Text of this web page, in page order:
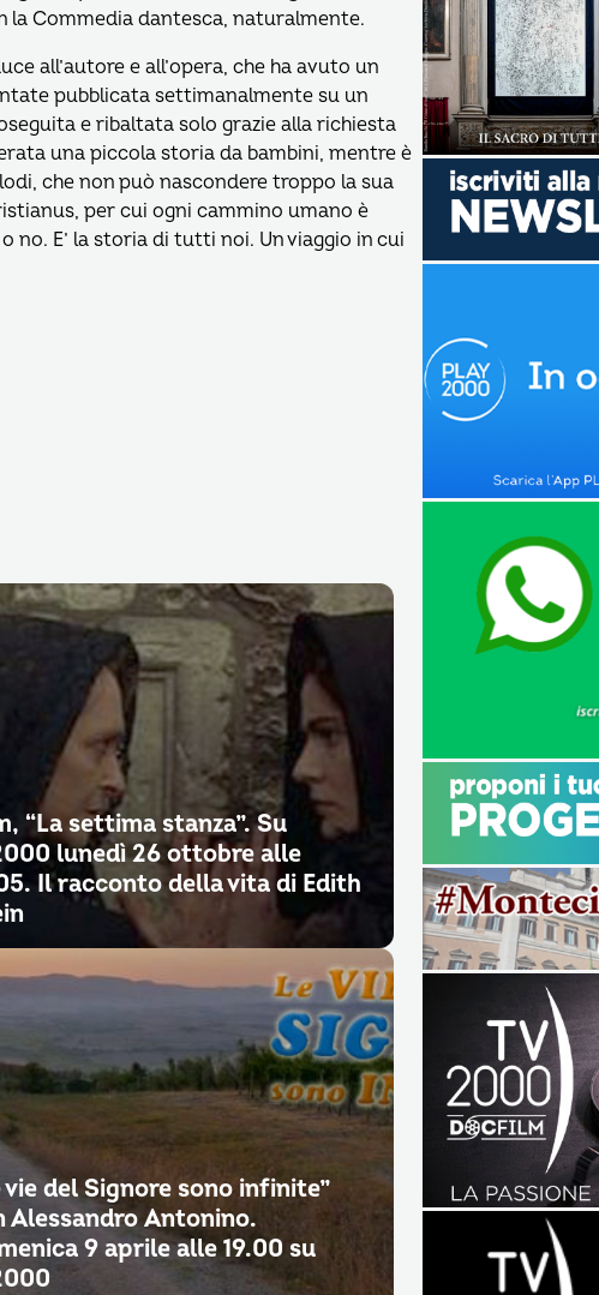
la Commedia dantesca, naturalmente.
all’autore e all’opera, che ha avuto un
pubblicata settimanalmente su un
e ribaltata solo grazie alla richiesta
una piccola storia da bambini, mentre è
che non può nascondere troppo la sua
per cui ogni cammino umano è
no. E’ la storia di tutti noi. Un viaggio in cui
“La settima stanza”. Su
lunedì 26 ottobre alle
Il racconto della vita di Edith
vie del Signore sono infinite”
Alessandro Antonino.
9 aprile alle 19.00 su